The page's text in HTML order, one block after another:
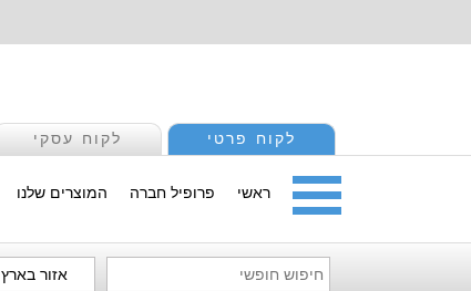
לקוח פרטי לקוח עסקי
ראשי פרופיל חברה המוצרים שלנו
אזור בארץ